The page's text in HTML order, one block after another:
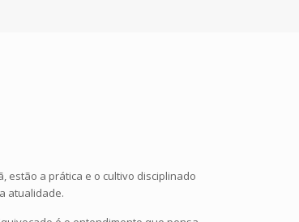
estão a prática e o cultivo disciplinado
atualidade.